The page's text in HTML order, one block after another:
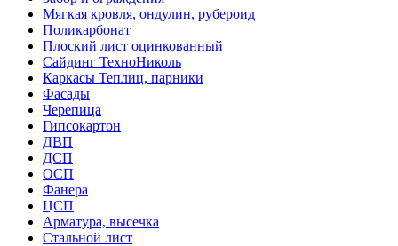
Мягкая кровля, ондулин, рубероид
Поликарбонат
Плоский лист оцинкованный
Сайдинг ТехноНиколь
Каркасы Теплиц, парники
Фасады
Черепица
Гипсокартон
ДВП
ДСП
ОСП
Фанера
ЦСП
Арматура, высечка
Стальной лист